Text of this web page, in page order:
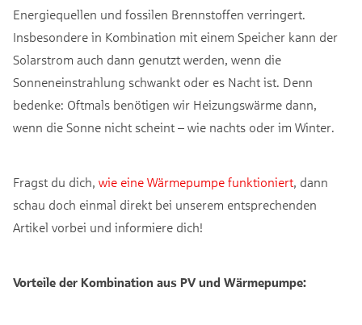
Energiequellen und fossilen Brennstoffen verringert.
Insbesondere in Kombination mit einem Speicher kann der
Solarstrom auch dann genutzt werden, wenn die
Sonneneinstrahlung schwankt oder es Nacht ist. Denn
bedenke: Oftmals benötigen wir Heizungswärme dann,
wenn die Sonne nicht scheint – wie nachts oder im Winter.
Fragst du dich, wie eine Wärmepumpe funktioniert , dann
schau doch einmal direkt bei unserem entsprechenden
Artikel vorbei und informiere dich!
Vorteile der Kombination aus PV und Wärmepumpe: